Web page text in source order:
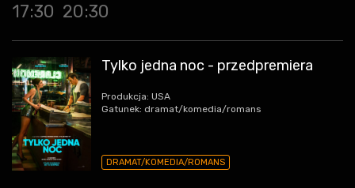
17:30 20:30
Tylko jedna noc - przedpremiera
Produkcja: USA
Gatunek: dramat/komedia/romans
DRAMAT/KOMEDIA/ROMANS